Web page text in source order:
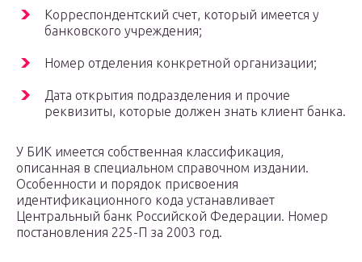
Корреспондентский счет, который имеется у
банковского учреждения;
Номер отделения конкретной организации;
Дата открытия подразделения и прочие
реквизиты, которые должен знать клиент банка.
У БИК имеется собственная классификация,
описанная в специальном справочном издании.
Особенности и порядок присвоения
идентификационного кода устанавливает
Центральный банк Российской Федерации. Номер
постановления 225-П за 2003 год.